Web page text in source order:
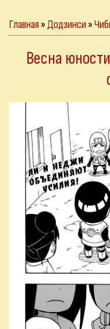
Главная»Додзинси»
Весна